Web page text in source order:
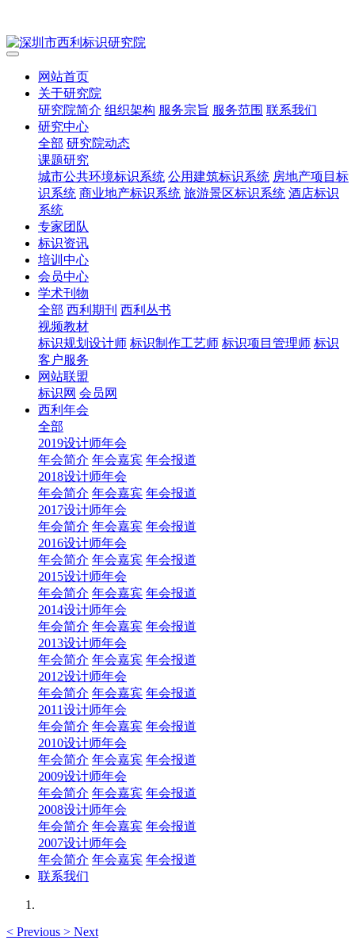
网站首页
关于研究院
研究院简介 组织架构 服务宗旨 服务范围 联系我们
研究中心
全部 研究院动态
课题研究
城市公共环境标识系统 公用建筑标识系统 房地产项目标
识系统 商业地产标识系统 旅游景区标识系统 酒店标识
系统
专家团队
标识资讯
培训中心
会员中心
学术刊物
全部 西利期刊 西利丛书
视频教材
标识规划设计师 标识制作工艺师 标识项目管理师 标识
客户服务
网站联盟
标识网 会员网
西利年会
全部
2019设计师年会
年会简介 年会嘉宾 年会报道
2018设计师年会
年会简介 年会嘉宾 年会报道
2017设计师年会
年会简介 年会嘉宾 年会报道
2016设计师年会
年会简介 年会嘉宾 年会报道
2015设计师年会
年会简介 年会嘉宾 年会报道
2014设计师年会
年会简介 年会嘉宾 年会报道
2013设计师年会
年会简介 年会嘉宾 年会报道
2012设计师年会
年会简介 年会嘉宾 年会报道
2011设计师年会
年会简介 年会嘉宾 年会报道
2010设计师年会
年会简介 年会嘉宾 年会报道
2009设计师年会
年会简介 年会嘉宾 年会报道
2008设计师年会
年会简介 年会嘉宾 年会报道
2007设计师年会
年会简介 年会嘉宾 年会报道
联系我们
< Previous > Next